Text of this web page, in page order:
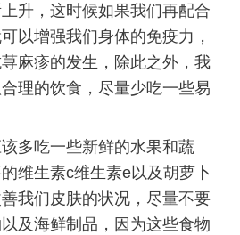
升，这时候如果我们再配合
以增强我们身体的免疫力，
麻疹的发生，除此之外，我
理的饮食，尽量少吃一些易
吃一些新鲜的水果和蔬
维生素c维生素e以及胡萝卜
我们皮肤的状况，尽量不要
及海鲜制品，因为这些食物